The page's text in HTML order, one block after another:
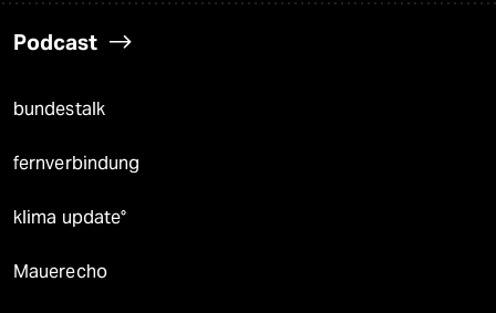
Podcast
bundestalk
fernverbindung
klima update°
Mauerecho